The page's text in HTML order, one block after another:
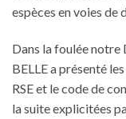
espèces en voies de
Dans la foulée
BELLE a présenté
RSE et le code de
la suite explicitées